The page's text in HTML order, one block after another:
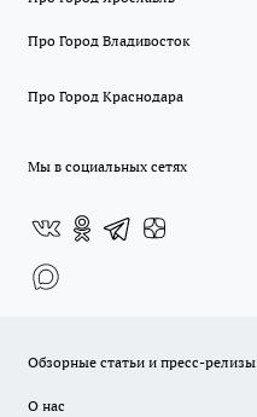
Про Город Владивосток
Про Город Краснодара
Мы в социальных сетях
Обзорные статьи и пресс-релизы
О нас